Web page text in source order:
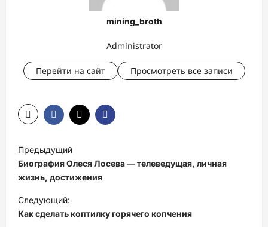
mining_broth
Administrator
Перейти на сайт Просмотреть все записи
Н
а
в
и
г
Предыдущий
Биография Олеся Лосева — телеведущая, личная
жизнь, достижения
Следующий:
Как сделать коптилку горячего копчения